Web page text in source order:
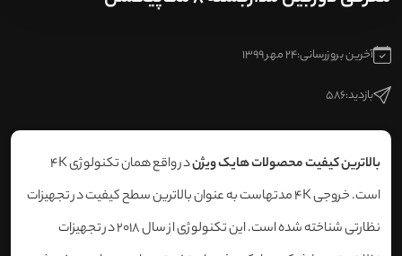
آخرین بروزرسانی:24 مهر 1399
بازدید:586
بالاترین کیفیت محصولات هایک ویژن
در واقع همان تکنولوژی 4K
است. خروجی 4K مدتهاست به عنوان بالاترین سطح کیفیت در تجهیزات
نظارتی شناخته شده است. این تکنولوژی از سال 2018 در تجهیزات